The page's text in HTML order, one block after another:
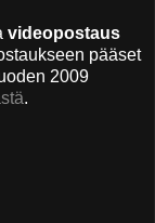
videopostaus
pääset
2009
.